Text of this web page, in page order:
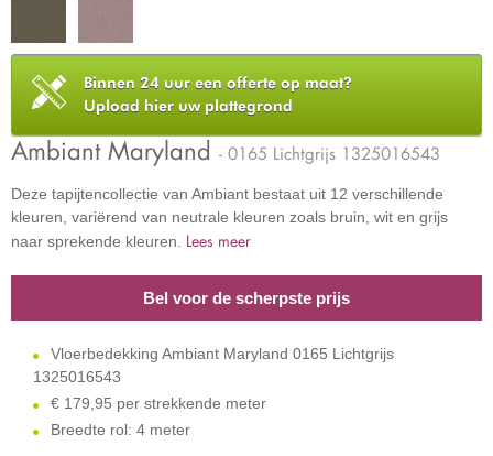
Binnen 24 uur een offerte op maat?
Upload hier uw plattegrond
Ambiant Maryland - 0165 Lichtgrijs 1325016543
Deze tapijtencollectie van Ambiant bestaat uit 12 verschillende
kleuren, variërend van neutrale kleuren zoals bruin, wit en grijs
naar sprekende kleuren. Lees meer
Bel voor de scherpste prijs
Vloerbedekking Ambiant Maryland 0165 Lichtgrijs
1325016543
€ 179,95 per strekkende meter
Breedte rol: 4 meter